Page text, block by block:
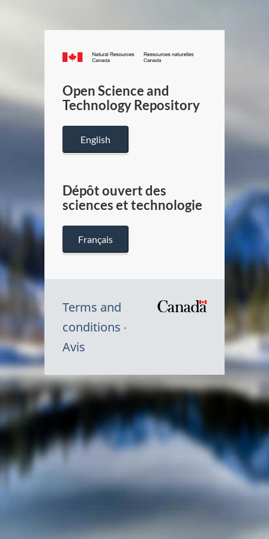
Canada.ca
/
Canada
Open Science and
Technology Repository
English
Dépôt ouvert des
sciences et technologie
Français
Terms and
conditions
Avis
Symbole
du
Canada